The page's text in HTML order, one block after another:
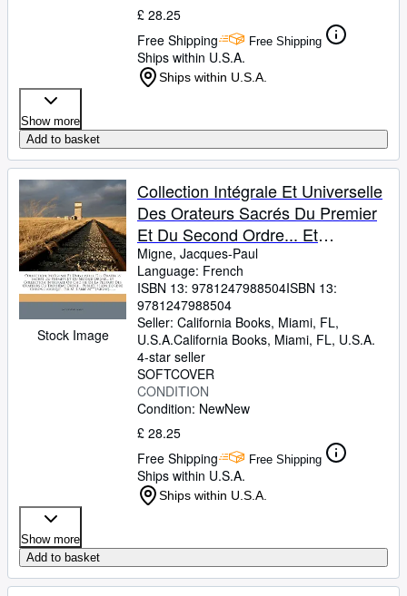
£ 28.25
Free Shipping
Free Shipping
Ships within U.S.A.
Ships within U.S.A.
Show more
Add to basket
Stock Image
Collection Intégrale Et Universelle
Des Orateurs Sacrés Du Premier
Et Du Second Ordre... Et
Collection Intégrale Ou Choisie De
La Plupart Des Orateurs ... L'abbé
M*** [migne], ...... (French Edition)
Migne, Jacques-Paul
Language: French
ISBN 13: 9781247988504ISBN 13:
9781247988504
Seller: California Books, Miami, FL,
U.S.A.California Books, Miami, FL, U.S.A.
4-star seller
SOFTCOVER
CONDITION
Condition: NewNew
£ 28.25
Free Shipping
Free Shipping
Ships within U.S.A.
Ships within U.S.A.
Show more
Add to basket